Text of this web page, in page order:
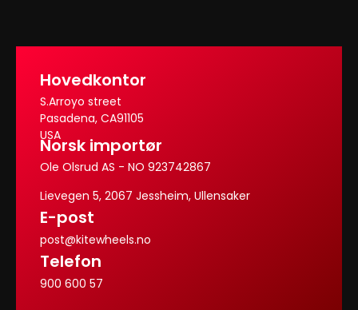
Hovedkontor
S.Arroyo street
Pasadena, CA91105
USA
Norsk importør
Ole Olsrud AS - NO 923742867
Lievegen 5, 2067 Jessheim, Ullensaker
E-post
post@kitewheels.no
Telefon
900 600 57